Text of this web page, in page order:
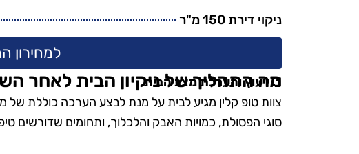
ניקוי דירת 150 מ"ר
למחירון
מה התהליך של ניקיון הבית לאחר
1. ייעוץ והערכת מצב הבית
צוות טופ קלין מגיע לבית על מנת לבצע הערכה כוללת
סוגי הפסולת, כמויות האבק והלכלוך, ותחומים שדורשים
היה נהדר, והמחיר היה
אין ספק שאמשיך
בשירותיהם."